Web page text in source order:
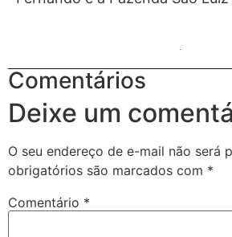
Comentários
Deixe um
O seu endereço de e-mail não será
obrigatórios são marcados com *
Comentário *